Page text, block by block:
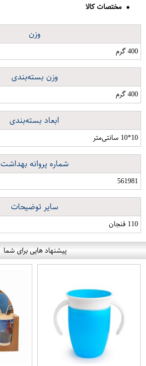
مختصات کالا
وزن
400 گرم
وزن بسته‌بندی
400 گرم
ابعاد بسته‌بندی
10*10 سانتی‌متر
شماره پروانه بهداشت
561981
سایر توضیحات
110 فنجان
پیشنهاد هایی برای شما